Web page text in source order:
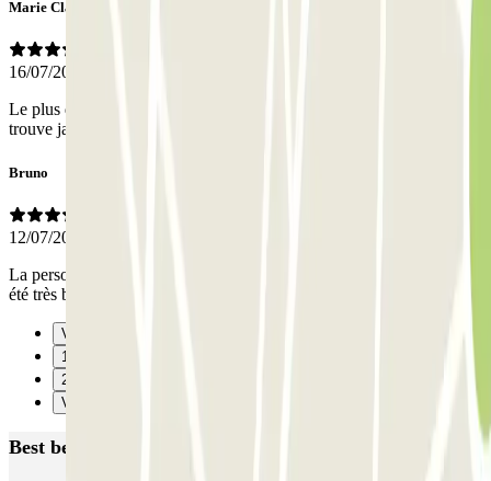
Marie Claire
16/07/2026
Le plus difficile est de trouver le parking Sans mon GPS je ne le
trouve jamais du 1er coup
Bruno
12/07/2026
La personne qui m'a accueilli à l'aller était la même qu'au retour et a
été très bien. Bon service.
Vorige
1
2
Verzenden
Best beoordeelde parkeergarages in Vitrolles